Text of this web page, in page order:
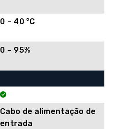
0 – 40 °C
0 – 95%
Cabo de alimentação de
entrada